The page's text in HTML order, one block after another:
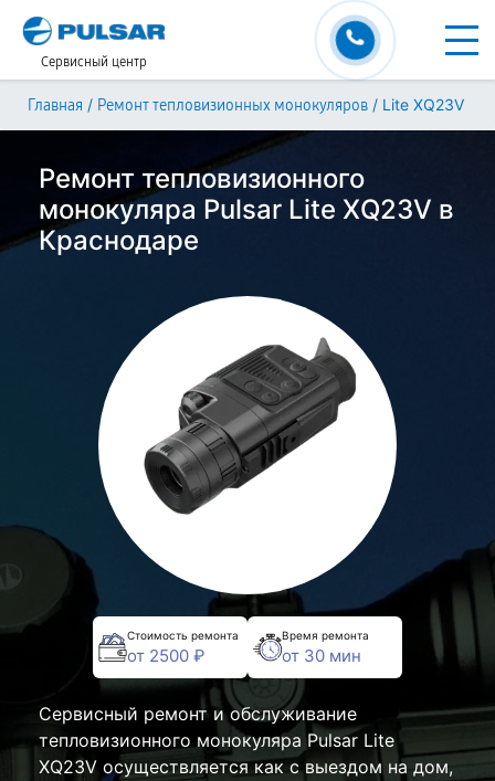
Сервисный центр
Главная / Ремонт тепловизионных монокуляров / Lite XQ23V
Ремонт тепловизионного
монокуляра Pulsar Lite XQ23V в
Краснодаре
Стоимость ремонта
от 2500 ₽
Время ремонта
от 30 мин
Сервисный ремонт и обслуживание
тепловизионного монокуляра Pulsar Lite
XQ23V осуществляется как с выездом на дом,